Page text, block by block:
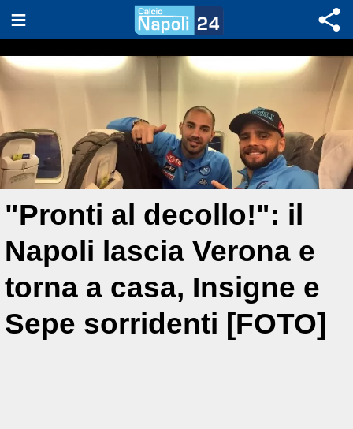
"Pronti al decollo!": il
Napoli lascia Verona e
torna a casa, Insigne e
Sepe sorridenti [FOTO]